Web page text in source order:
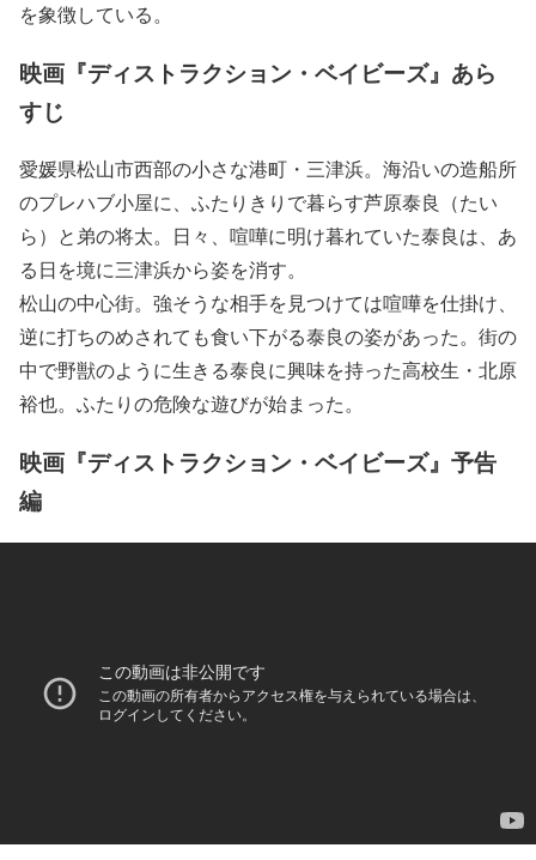
を象徴している。
映画『ディストラクション・ベイビーズ』あら
すじ
愛媛県松山市西部の小さな港町・三津浜。海沿いの造船所
のプレハブ小屋に、ふたりきりで暮らす芦原泰良（たい
ら）と弟の将太。日々、喧嘩に明け暮れていた泰良は、あ
る日を境に三津浜から姿を消す。
松山の中心街。強そうな相手を見つけては喧嘩を仕掛け、
逆に打ちのめされても食い下がる泰良の姿があった。街の
中で野獣のように生きる泰良に興味を持った高校生・北原
裕也。ふたりの危険な遊びが始まった。
映画『ディストラクション・ベイビーズ』予告
編